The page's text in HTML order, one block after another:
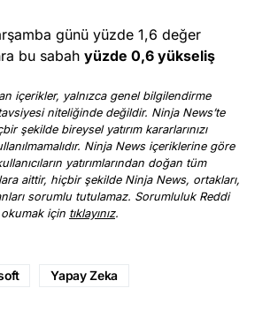
günü yüzde 1,6 değer
bu sabah yüzde 0,6 yükseliş
içerikler, yalnızca genel bilgilendirme
tavsiyesi niteliğinde değildir. Ninja News’te
şekilde bireysel yatırım kararlarınızı
Ninja News içeriklerine göre
yatırımlarından doğan tüm
aittir, hiçbir şekilde Ninja News, ortakları,
sorumlu tutulamaz. Sorumluluk Reddi
okumak için tıklayınız.
Yapay Zeka